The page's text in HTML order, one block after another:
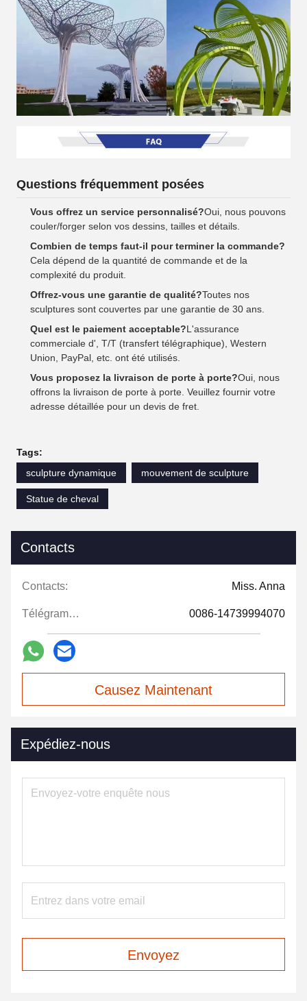
Questions fréquemment posées
Vous offrez un service personnalisé?Oui, nous pouvons
couler/forger selon vos dessins, tailles et détails.
Combien de temps faut-il pour terminer la commande?
Cela dépend de la quantité de commande et de la
complexité du produit.
Offrez-vous une garantie de qualité?Toutes nos
sculptures sont couvertes par une garantie de 30 ans.
Quel est le paiement acceptable?L'assurance
commerciale d', T/T (transfert télégraphique), Western
Union, PayPal, etc. ont été utilisés.
Vous proposez la livraison de porte à porte?Oui, nous
offrons la livraison de porte à porte. Veuillez fournir votre
adresse détaillée pour un devis de fret.
Tags:
sculpture dynamique
mouvement de sculpture
Statue de cheval
Contacts
Contacts: Miss. Anna
Télégramme: 0086-14739994070
Causez Maintenant
Expédiez-nous
Envoyez